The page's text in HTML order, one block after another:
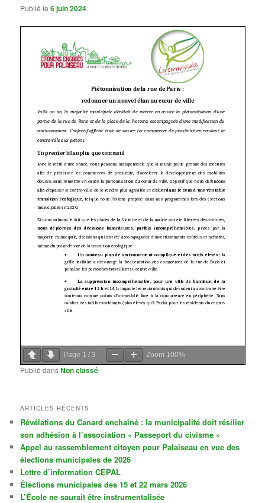
Publié le6 juin 2024
Page 1 /3 Zoom 100%
Publié dansNon classé
ARTICLES RÉCENTS
Révélations du Canard enchaîné : la municipalité doit résilier
son adhésion à l’association « Passeport du civisme »
Appel au rassemblement citoyen pour Palaiseau en vue des
élections municipales de 2026
Lettre d’information CEPAL
Élections municipales des 15 et 22 mars 2026
L’École ne saurait être instrumentalisée